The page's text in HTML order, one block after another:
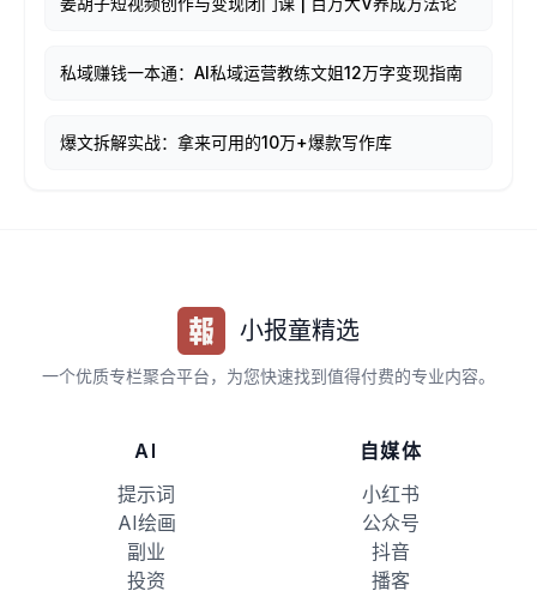
私域赚钱一本通：AI私域运营教练文姐12万字变现指南
爆文拆解实战：拿来可用的10万+爆款写作库
小报童精选
一个优质专栏聚合平台，为您快速找到值得付费的专业内容。
AI
提示词
AI绘画
副业
投资
自媒体
小红书
公众号
抖音
播客